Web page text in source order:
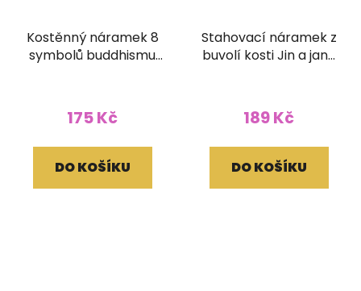
Kostěnný náramek 8
symbolů buddhismu
175 Kč
DO KOŠÍKU
Stahovací náramek z
buvolí kosti Jin a jang
189 Kč
DO KOŠÍKU